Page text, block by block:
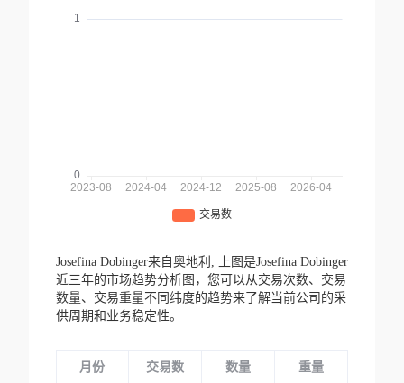
Josefina Dobinger来自奥地利,
上图是Josefina Dobinger
近三年的市场趋势分析图，您可以从交易次数、交易
数量、交易重量不同纬度的趋势来了解当前公司的采
供周期和业务稳定性。
月份 交易数 数量 重量